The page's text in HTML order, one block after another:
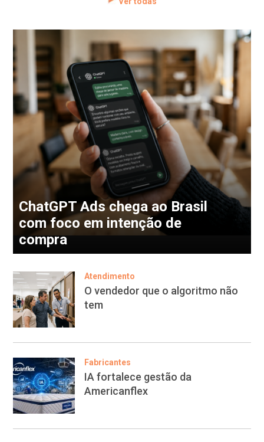
ChatGPT Ads chega ao Brasil
com foco em intenção de
compra
Atendimento
O vendedor que o algoritmo não
tem
Fabricantes
IA fortalece gestão da
Americanflex